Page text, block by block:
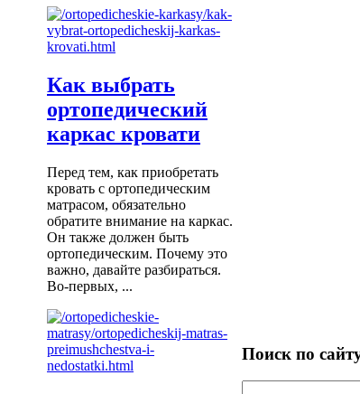
Как выбрать
ортопедический
каркас кровати
Перед тем, как приобретать
кровать с ортопедическим
матрасом, обязательно
обратите внимание на каркас.
Он также должен быть
ортопедическим. Почему это
важно, давайте разбираться.
Во-первых, ...
Поиск по